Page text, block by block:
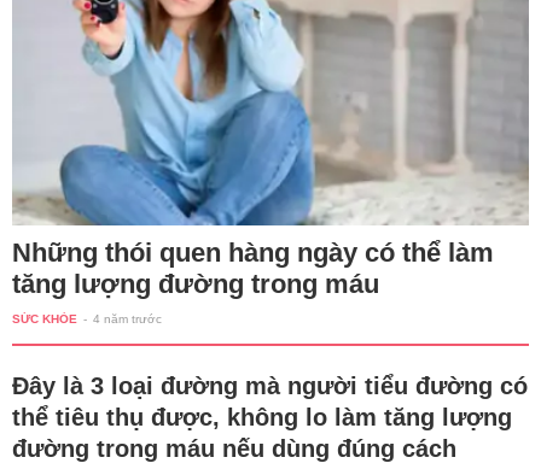
Những thói quen hàng ngày có thể làm
tăng lượng đường trong máu
SỨC KHỎE - 4 năm trước
Đây là 3 loại đường mà người tiểu đường có
thể tiêu thụ được, không lo làm tăng lượng
đường trong máu nếu dùng đúng cách